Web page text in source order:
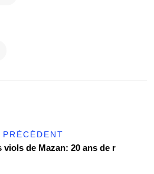
viols de Mazan: 20 ans de r